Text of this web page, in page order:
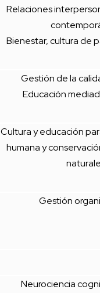
Relaciones
Bienestar, cultura de
Gestión de la
Educación
Cultura y educación
humana y
Gestión
Neurociencia